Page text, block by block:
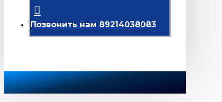
Позвонить нам 89214038083